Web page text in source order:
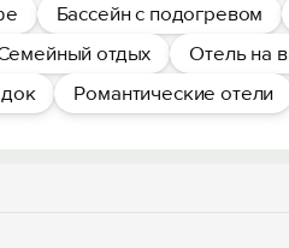
Бассейн с подогревом
отдых
Отель на
Романтические отели